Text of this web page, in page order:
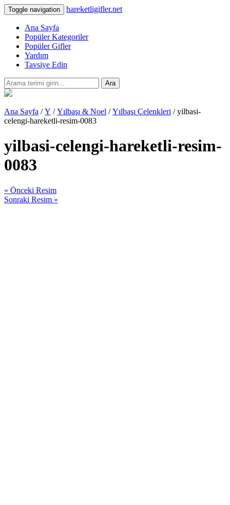
Toggle navigation hareketligifler.net
Ana Sayfa
Popüler Kategoriler
Popüler Gifler
Yardım
Tavsiye Edin
Ara
Ana Sayfa /Y /Yılbaşı & Noel /Yılbaşı Çelenkleri / yilbasi-
celengi-hareketli-resim-0083
yilbasi-celengi-hareketli-resim-
0083
« Önceki Resim
Sonraki Resim »